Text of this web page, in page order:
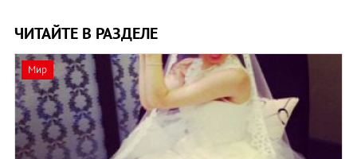
ЧИТАЙТЕ В РАЗДЕЛЕ
Мир